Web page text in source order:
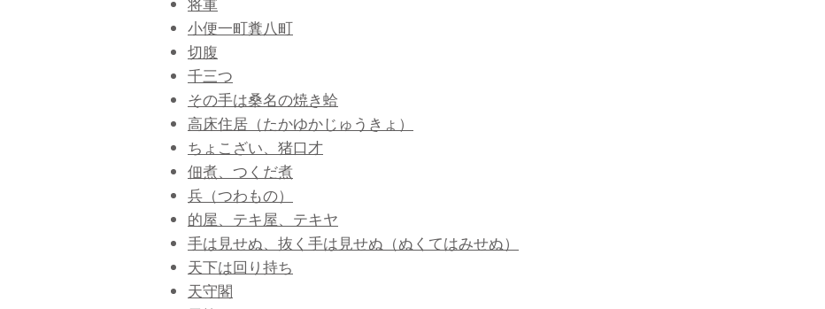
将軍
小便一町糞八町
切腹
千三つ
その手は桑名の焼き蛤
高床住居（たかゆかじゅうきょ）
ちょこざい、猪口才
佃煮、つくだ煮
兵（つわもの）
的屋、テキ屋、テキヤ
手は見せぬ、抜く手は見せぬ（ぬくてはみせぬ）
天下は回り持ち
天守閣